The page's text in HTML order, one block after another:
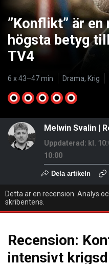
”Konflikt” är
högsta betyg
TV4
6 x 43–47 min Drama, Krig
Melwin Svalin
Uppdaterad: kl.
10:00
Dela artikeln
Detta är en recension. Analys
skribentens.
Recension:
intensivt